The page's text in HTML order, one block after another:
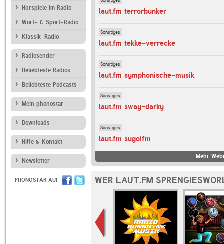
Hörspiele im Radio
Wort- & Sport-Radio
Klassik-Radio
Radiosender
Beliebteste Radios
Beliebteste Podcasts
Mein phonostar
Downloads
Hilfe & Kontakt
Newsletter
PHONOSTAR AUF
laut.fm terrorbunker
Sonstiges
laut.fm tekke-verrecke
Sonstiges
laut.fm symphonische-musik
Sonstiges
laut.fm sway-darky
Sonstiges
laut.fm sugoifm
Mehr
WER LAUT.FM